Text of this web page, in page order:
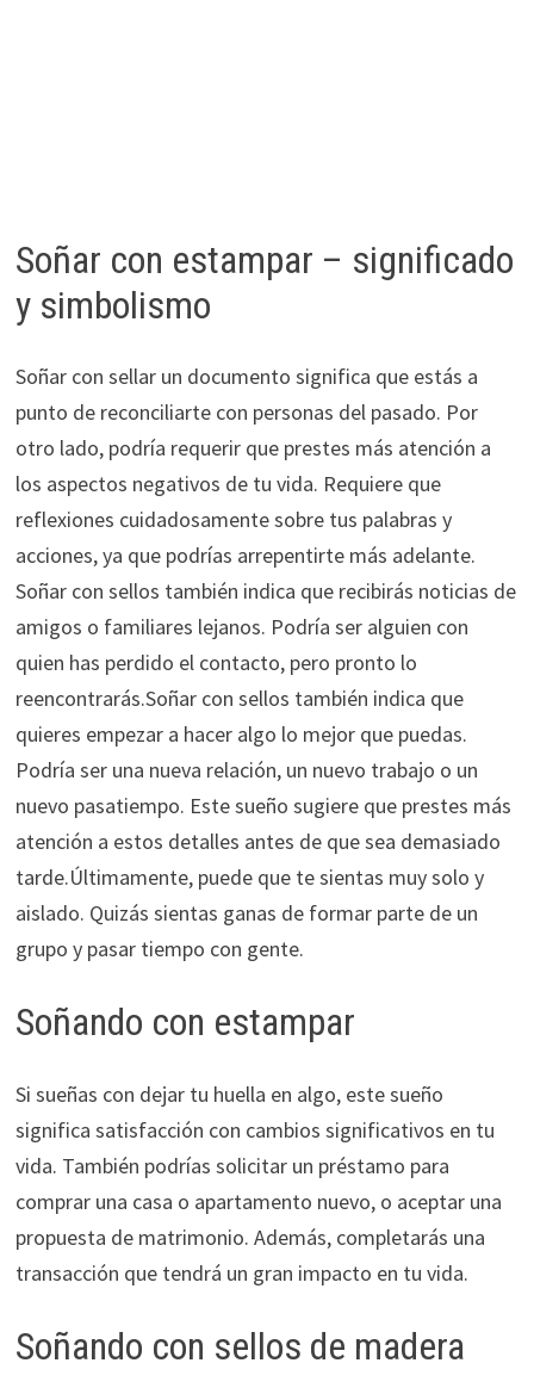
Soñar con estampar – significado
y simbolismo
Soñar con sellar un documento significa que estás a
punto de reconciliarte con personas del pasado. Por
otro lado, podría requerir que prestes más atención a
los aspectos negativos de tu vida. Requiere que
reflexiones cuidadosamente sobre tus palabras y
acciones, ya que podrías arrepentirte más adelante.
Soñar con sellos también indica que recibirás noticias de
amigos o familiares lejanos. Podría ser alguien con
quien has perdido el contacto, pero pronto lo
reencontrarás.Soñar con sellos también indica que
quieres empezar a hacer algo lo mejor que puedas.
Podría ser una nueva relación, un nuevo trabajo o un
nuevo pasatiempo. Este sueño sugiere que prestes más
atención a estos detalles antes de que sea demasiado
tarde.Últimamente, puede que te sientas muy solo y
aislado. Quizás sientas ganas de formar parte de un
grupo y pasar tiempo con gente.
Soñando con estampar
Si sueñas con dejar tu huella en algo, este sueño
significa satisfacción con cambios significativos en tu
vida. También podrías solicitar un préstamo para
comprar una casa o apartamento nuevo, o aceptar una
propuesta de matrimonio. Además, completarás una
transacción que tendrá un gran impacto en tu vida.
Soñando con sellos de madera